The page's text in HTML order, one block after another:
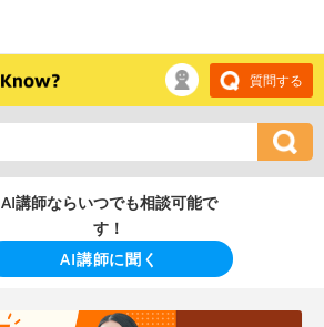
質問する
AI講師ならいつでも相談可能で
す！
AI講師に聞く